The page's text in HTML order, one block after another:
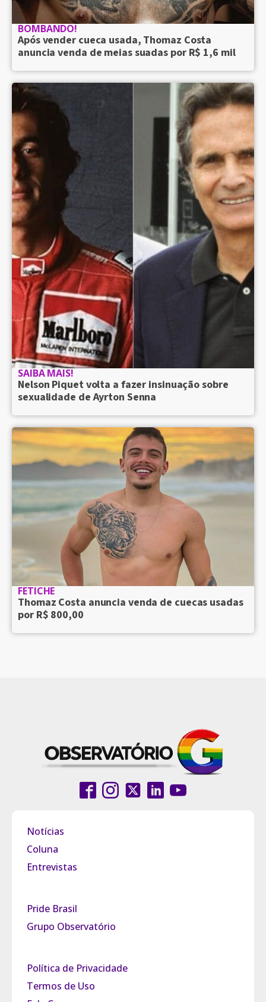
BOMBANDO!
Após vender cueca usada, Thomaz Costa
anuncia venda de meias suadas por R$ 1,6 mil
SAIBA MAIS!
Nelson Piquet volta a fazer insinuação sobre
sexualidade de Ayrton Senna
FETICHE
Thomaz Costa anuncia venda de cuecas usadas
por R$ 800,00
Notícias
Coluna
Entrevistas
Pride Brasil
Grupo Observatório
Política de Privacidade
Termos de Uso